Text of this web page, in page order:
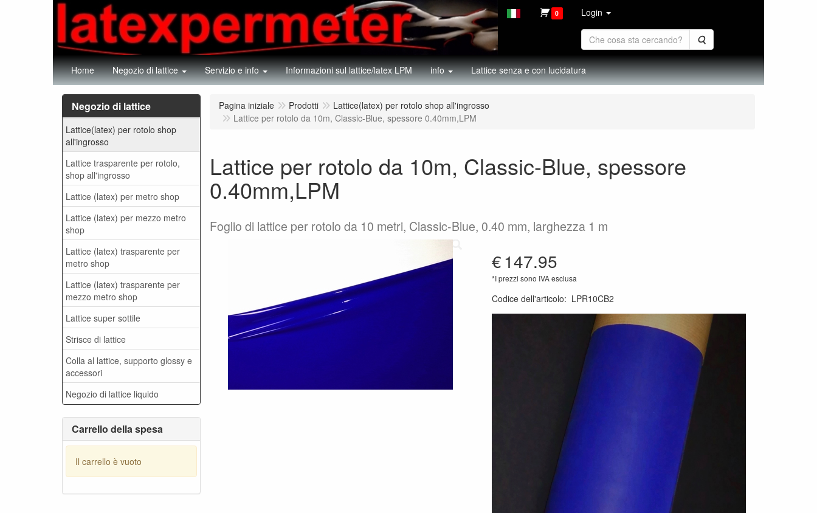
0 Login
Cerca
Home Negozio di lattice Servizio e info Informazioni sul lattice/latex LPM info Lattice senza e con lucidatura
Negozio di lattice
Lattice(latex) per rotolo shop
all'ingrosso
Lattice trasparente per rotolo,
shop all'ingrosso
Lattice (latex) per metro shop
Lattice (latex) per mezzo metro
shop
Lattice (latex) trasparente per
metro shop
Lattice (latex) trasparente per
mezzo metro shop
Lattice super sottile
Strisce di lattice
Colla al lattice, supporto glossy e
accessori
Negozio di lattice liquido
Carrello della spesa
Il carrello è vuoto
Pagina iniziale Prodotti
Lattice(latex) per rotolo shop all'ingrosso
Lattice per rotolo da 10m, Classic-Blue, spessore 0.40mm,LPM
Lattice per rotolo da 10m, Classic-Blue, spessore
0.40mm,LPM
Foglio di lattice per rotolo da 10 metri, Classic-Blue, 0.40 mm, larghezza 1 m
€147.95
*I prezzi sono IVA esclusa
Codice dell'articolo: LPR10CB2